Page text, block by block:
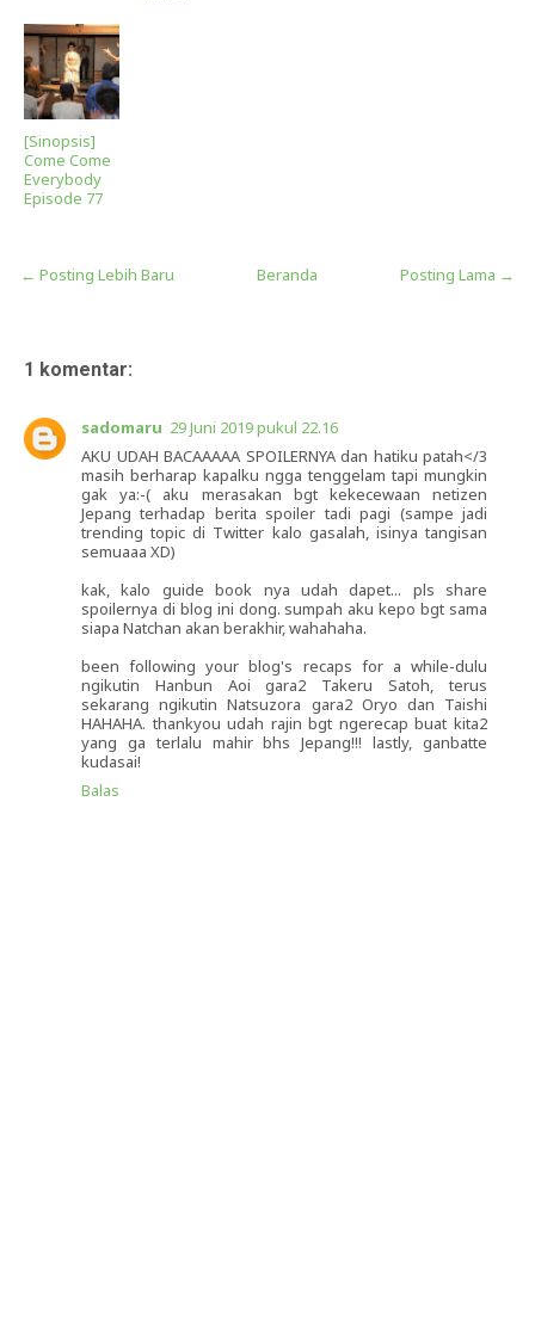
[Sinopsis]
Come Come
Everybody
Episode 77
← Posting Lebih Baru Posting Lama →
Beranda
1 komentar:
sadomaru 29 Juni 2019 pukul 22.16
AKU UDAH BACAAAAA SPOILERNYA dan hatiku patah</3
masih berharap kapalku ngga tenggelam tapi mungkin
gak ya:-( aku merasakan bgt kekecewaan netizen
Jepang terhadap berita spoiler tadi pagi (sampe jadi
trending topic di Twitter kalo gasalah, isinya tangisan
semuaaa XD)
kak, kalo guide book nya udah dapet... pls share
spoilernya di blog ini dong. sumpah aku kepo bgt sama
siapa Natchan akan berakhir, wahahaha.
been following your blog's recaps for a while-dulu
ngikutin Hanbun Aoi gara2 Takeru Satoh, terus
sekarang ngikutin Natsuzora gara2 Oryo dan Taishi
HAHAHA. thankyou udah rajin bgt ngerecap buat kita2
yang ga terlalu mahir bhs Jepang!!! lastly, ganbatte
kudasai!
Balas